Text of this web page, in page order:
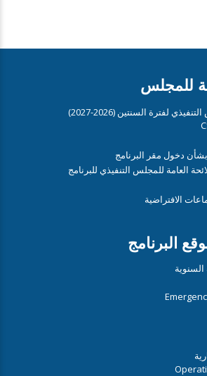
للمجلس
لفترة السنتين (2026-2027)
بشأن دخول مقر البرنامج
العامة للمجلس التنفيذي للبرنامج
الافتراضية
البرنامج
السنوية